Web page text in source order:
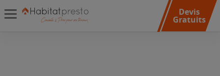
Devis
Gratuits